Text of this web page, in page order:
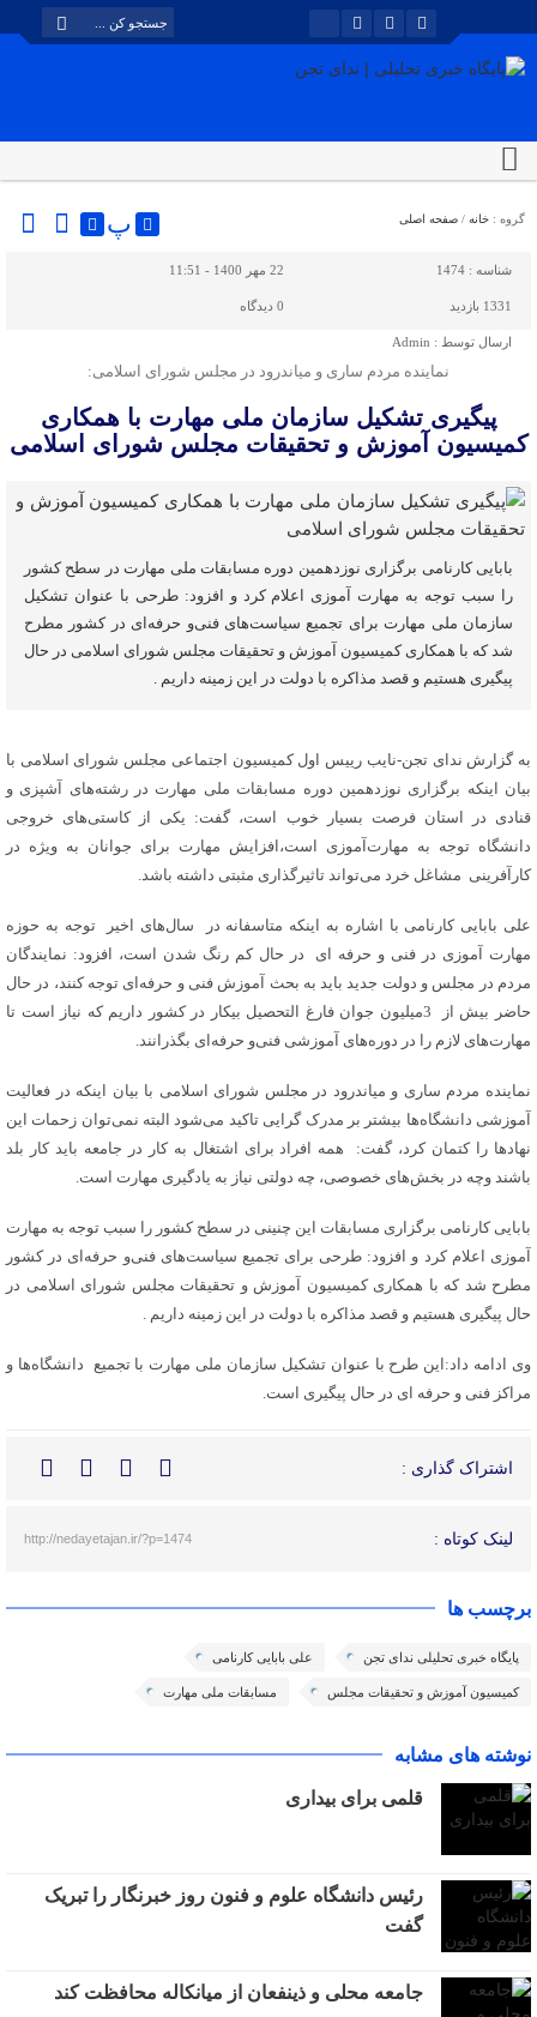
گروه : خانه / صفحه اصلی پ
شناسه : 1474 22 مهر 1400 - 11:51
1331 بازدید 0 دیدگاه
ارسال توسط : Admin
نماینده مردم ساری و میاندرود در مجلس شورای اسلامی:
پیگیری تشکیل سازمان ملی مهارت با همکاری
کمیسیون آموزش و تحقیقات مجلس شورای اسلامی
بابایی کارنامی برگزاری نوزدهمین دوره مسابقات ملی مهارت در سطح کشور
را سبب توجه به مهارت آموزی اعلام کرد و افزود: طرحی با عنوان تشکیل
سازمان ملی مهارت برای تجمیع سیاست‌های فنی‌و حرفه‌ای در کشور مطرح
شد که با همکاری کمیسیون آموزش و تحقیقات مجلس شورای اسلامی در حال
پیگیری هستیم و قصد مذاکره با دولت در این زمینه داریم .
به گزارش ندای تجن-نایب رییس اول کمیسیون اجتماعی مجلس شورای اسلامی با
بیان اینکه برگزاری نوزدهمین دوره مسابقات ملی مهارت در رشته‌های آشپزی و
قنادی در استان فرصت بسیار خوب است، گفت: یکی از کاستی‌های خروجی
دانشگاه توجه به مهارت‌آموزی است،افزایش مهارت برای جوانان به ویژه در
کارآفرینی مشاغل خرد می‌تواند تاثیرگذاری مثبتی داشته باشد.
علی بابایی کارنامی با اشاره به اینکه متاسفانه در سال‌های اخیر توجه به حوزه
مهارت آموزی در فنی و حرفه ای در حال کم رنگ شدن است، افزود: نمایندگان
مردم در مجلس و دولت جدید باید به بحث آموزش فنی و حرفه‌ای توجه کنند، در حال
حاضر بیش از 3میلیون جوان فارغ التحصیل بیکار در کشور داریم که نیاز است تا
مهارت‌های لازم را در دوره‌های آموزشی فنی‌و حرفه‌ای بگذرانند.
نماینده مردم ساری و میاندرود در مجلس شورای اسلامی با بیان اینکه در فعالیت
آموزشی دانشگاه‌ها بیشتر بر مدرک گرایی تاکید می‌شود البته نمی‌توان زحمات این
نهادها را کتمان کرد، گفت: همه افراد برای اشتغال به کار در جامعه باید کار بلد
باشند وچه در بخش‌های خصوصی، چه دولتی نیاز به یادگیری مهارت است.
بابایی کارنامی برگزاری مسابقات این چنینی در سطح کشور را سبب توجه به مهارت
آموزی اعلام کرد و افزود: طرحی برای تجمیع سیاست‌های فنی‌و حرفه‌ای در کشور
مطرح شد که با همکاری کمیسیون آموزش و تحقیقات مجلس شورای اسلامی در
حال پیگیری هستیم و قصد مذاکره با دولت در این زمینه داریم .
وی ادامه داد:این طرح با عنوان تشکیل سازمان ملی مهارت با تجمیع دانشگاه‌ها و
مراکز فنی و حرفه ای در حال پیگیری است.
اشتراک گذاری :
لینک کوتاه : http://nedayetajan.ir/?p=1474
برچسب ها
پایگاه خبری تحلیلی ندای تجن علی بابایی کارنامی
کمیسیون آموزش و تحقیقات مجلس مسابقات ملی مهارت
نوشته های مشابه
قلمی برای بیداری
رئیس دانشگاه علوم و فنون روز خبرنگار را تبریک
گفت
جامعه محلی و ذینفعان از میانکاله محافظت کند